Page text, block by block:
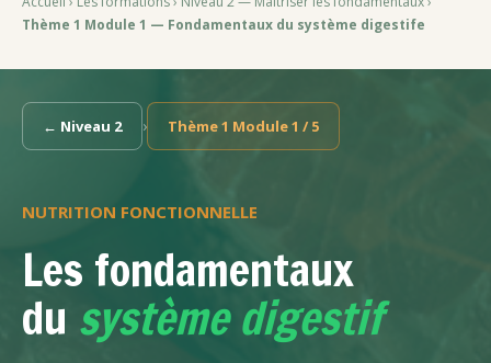
Thème 1 Module 1 — Fondamentaux du système digestife
← Niveau 2 › Thème 1 Module 1 / 5
NUTRITION FONCTIONNELLE
Les fondamentaux
du système digestif